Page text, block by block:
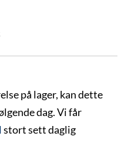
på lager, kan dette
dag. Vi får
stort sett daglig